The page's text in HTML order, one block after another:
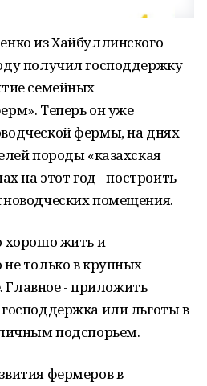
из Хайбуллинского
получил господдержку
семейных
Теперь он уже
фермы, на днях
породы «казахская
на этот год - построить
помещения.
хорошо жить и
только в крупных
Главное - приложить
или льготы в
подспорьем.
фермеров в